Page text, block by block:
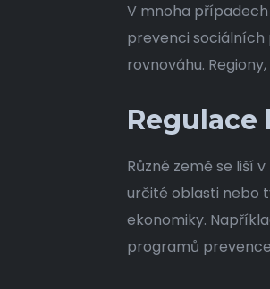
V mnoha
prevenci sociálních
rovnováhu.
Různé země se liší
určité oblasti nebo
ekonomiky.
programů